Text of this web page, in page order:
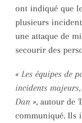
ont indiqué que
plusieurs
une attaque de
secourir des
« Les équipes de
incidents
Dan », autour de
communiqué. Ils